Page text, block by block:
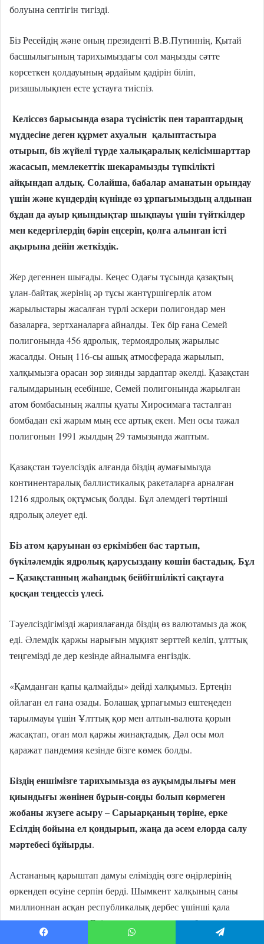
болуына септігін тигізді.
Біз Ресейдің және оның президенті В.В.Путиннің, Қытай
басшылығының тарихымыздағы сол маңызды сәтте
көрсеткен қолдауының әрдайым қадірін біліп,
ризашылықпен есте ұстауға тиіспіз.
Келіссөз барысында өзара түсіністік пен тараптардың
мүддесіне деген құрмет ахуалын қалыптастыра
отырып, біз жүйелі түрде халықаралық келісімшарттар
жасасып, мемлекеттік шекарамызды түпкілікті
айқындап алдық. Солайша, бабалар аманатын орындау
үшін және күндердің күнінде өз ұрпағымыздың алдынан
бұдан да ауыр қиындықтар шықпауы үшін түйткілдер
мен кедергілердің бәрін еңсеріп, қолға алынған істі
ақырына дейін жеткіздік.
Жер дегеннен шығады. Кеңес Одағы тұсында қазақтың
ұлан-байтақ жерінің әр тұсы жантүршігерлік атом
жарылыстары жасалған түрлі әскери полигондар мен
базаларға, зертханаларға айналды. Тек бір ғана Семей
полигонында 456 ядролық, термоядролық жарылыс
жасалды. Оның 116-сы ашық атмосферада жарылып,
халқымызға орасан зор зиянды зардаптар әкелді. Қазақстан
ғалымдарының есебінше, Семей полигонында жарылған
атом бомбасының жалпы қуаты Хиросимаға тасталған
бомбадан екі жарым мың есе артық екен. Мен осы тажал
полигонын 1991 жылдың 29 тамызында жаптым.
Қазақстан тәуелсіздік алғанда біздің аумағымызда
континентаралық баллистикалық ракеталарға арналған
1216 ядролық оқтұмсық болды. Бұл әлемдегі төртінші
ядролық әлеует еді.
Біз атом қаруынан өз еркімізбен бас тартып,
бүкіләлемдік ядролық қарусыздану көшін бастадық. Бұл
– Қазақстанның жаһандық бейбітшілікті сақтауға
қосқан теңдессіз үлесі.
Тәуелсіздігімізді жариялағанда біздің өз валютамыз да жоқ
еді. Әлемдік қаржы нарығын мұқият зерттей келіп, ұлттық
теңгемізді де дер кезінде айналымға енгіздік.
«Қамданған қапы қалмайды» дейді халқымыз. Ертеңін
ойлаған ел ғана озады. Болашақ ұрпағымыз ештеңеден
тарылмауы үшін Ұлттық қор мен алтын-валюта қорын
жасақтап, оған мол қаржы жинақтадық. Дәл осы мол
қаражат пандемия кезінде бізге көмек болды.
Біздің еншімізге тарихымызда өз ауқымдылығы мен
қиындығы жөнінен бұрын-соңды болып көрмеген
жобаны жүзеге асыру – Сарыарқаның төріне, ерке
Есілдің бойына ел қондырып, жаңа да әсем елорда салу
мәртебесі бұйырды.
Астананың қарыштап дамуы еліміздің өзге өңірлерінің
өркендеп өсуіне серпін берді. Шымкент халқының саны
миллионнан асқан республикалық дербес үшінші қала
қатарына қосылды. Екі мың жылдық тарихы бар көне
Түркістан
кейінгі екі жылдың ішінде айтарлықтай өзгеріп,